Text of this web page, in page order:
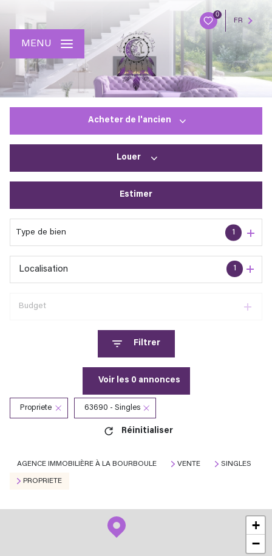
0
FR
MENU
Acheter de l'ancien
Louer
Estimer
Type de bien 1
1
Localisation
Budget
Filtrer
Voir les 0 annonces
Propriete 63690 - Singles
Réinitialiser
AGENCE IMMOBILIÈRE À LA BOURBOULE VENTE SINGLES
PROPRIETE
+
−